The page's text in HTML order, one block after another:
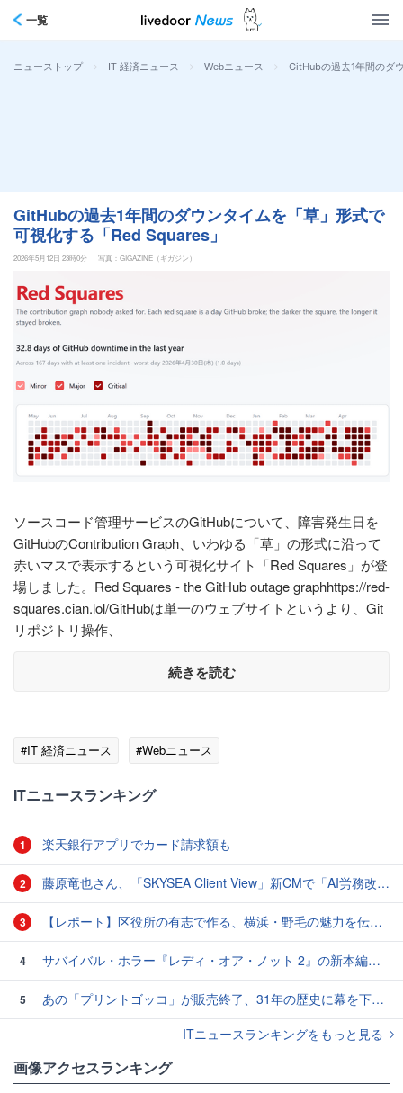
一覧
ニューストップ > IT 経済ニュース > Webニュース > GitHubの過去1年間のダ
GitHubの過去1年間のダウンタイムを「草」形式で
可視化する「Red Squares」
2026年5月12日 23時0分 写真：GIGAZINE（ギガジン）
ソースコード管理サービスのGitHubについて、障害発生日を
GitHubのContribution Graph、いわゆる「草」の形式に沿って
赤いマスで表示するという可視化サイト「Red Squares」が登
場しました。Red Squares - the GitHub outage graphhttps://red-
squares.cian.lol/GitHubは単一のウェブサイトというより、Git
リポジトリ操作、
続きを読む
#IT 経済ニュース #Webニュース
ITニュースランキング
1 楽天銀行アプリでカード請求額も
2 藤原竜也さん、「SKYSEA Client View」新CMで「AI労務改善」をアピール 働き方をAIが分析したら「すぐに休んで」と言われる？
3 【レポート】区役所の有志で作る、横浜・野毛の魅力を伝えるCM
4 サバイバル・ホラー『レディ・オア・ノット 2』の新本編映像、【バスタイム編】が公開
5
あの「プリントゴッコ」が販売終了、31年の歴史に幕を下ろす
ITニュースランキングをもっと見る
画像アクセスランキング